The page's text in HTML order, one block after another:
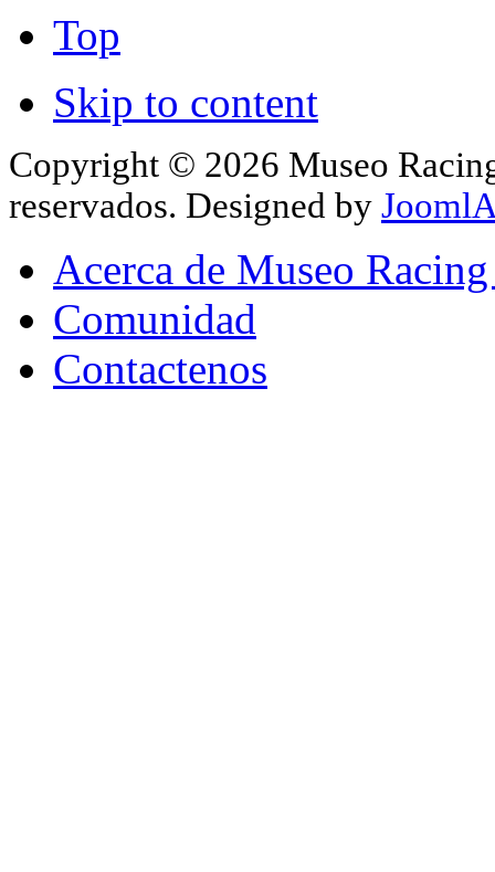
Top
Skip to content
Copyright © 2026 Museo
reservados. Designed by
Acerca de Museo
Comunidad
Contactenos